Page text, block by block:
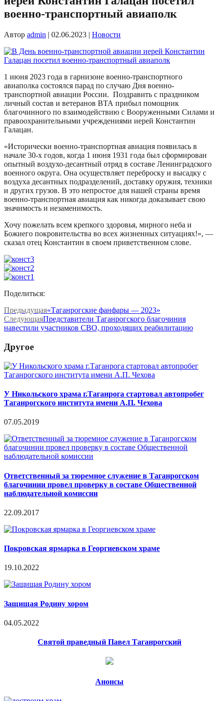
военно-транспортный авиаполк
Автор admin | 02.06.2023 | Новости
1 июня 2023 года в гарнизоне военно-транспортного
авиаполка состоялся парад по случаю Дня военно-
транспортной авиации России. Поздравить с праздником
личный состав и ветеранов ВТА прибыл помощник
благочинного по взаимодействию с Вооруженными Силами и
правоохранительными учреждениями иерей Константин
Галацан.
«Исторически военно-транспортная авиация появилась в
начале 30-х годов, когда 1 июня 1931 года был сформирован
опытный воздухо-десантный отряд в составе Ленинградского
военного округа. Она осуществляет переброску и высадку с
воздуха десантных подразделений, доставку оружия, техники
и других грузов. В это непростое для нашей страны время
военно-транспортная авиация как никогда доказывает свою
значимость и незаменимость.
Хочу пожелать всем крепкого здоровья, мирного неба и
Божиего покровительства во всех жизненных ситуациях!», —
сказал отец Константин в своем приветственном слове.
Поделиться:
Предыдущая«Таганрогские фанфары — 2023»
СледующаяПредставители Таганрогского благочиния
навестили участников СВО, проходящих реабилитацию
Другое
У Никольского храма г.Таганрога стартовал автопробег
Таганрогского института имени А.П. Чехова
07.05.2019
Ответственный за тюремное служение в Таганрогском
благочинии провел проверку в составе Общественной
наблюдательной комиссии
22.09.2017
Покровская ярмарка в Георгиевском храме
19.10.2022
Защищая Родину хором
04.05.2022
Святой праведный Павел Таганрогский
Анонсы